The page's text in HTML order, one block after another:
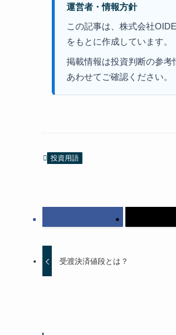
運営者・情報方針
この記事は、株式会社
をもとに作成しています。
掲載情報は投資判断の参考
あわせてご確認ください。
投資用語
受渡決済値段とは？